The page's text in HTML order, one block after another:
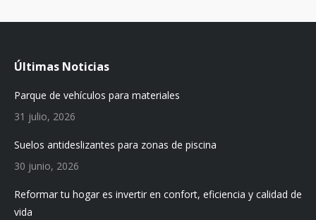
Últimas Noticias
Parque de vehículos para materiales
31 julio, 2026
Suelos antideslizantes para zonas de piscina
30 junio, 2026
Reformar tu hogar es invertir en confort, eficiencia y calidad de
vida